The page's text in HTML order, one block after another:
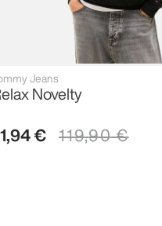
Jeans
Novelty
,94 € 119,90 €